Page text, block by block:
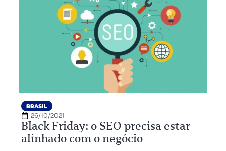
BRASIL
26/10/2021
Black Friday: o SEO precisa estar
alinhado com o negócio